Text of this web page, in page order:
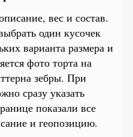
вес и состав.
один кусочек
варианта размера и
фото торта на
зебры. При
сразу указать
показали все
и геопозицию.